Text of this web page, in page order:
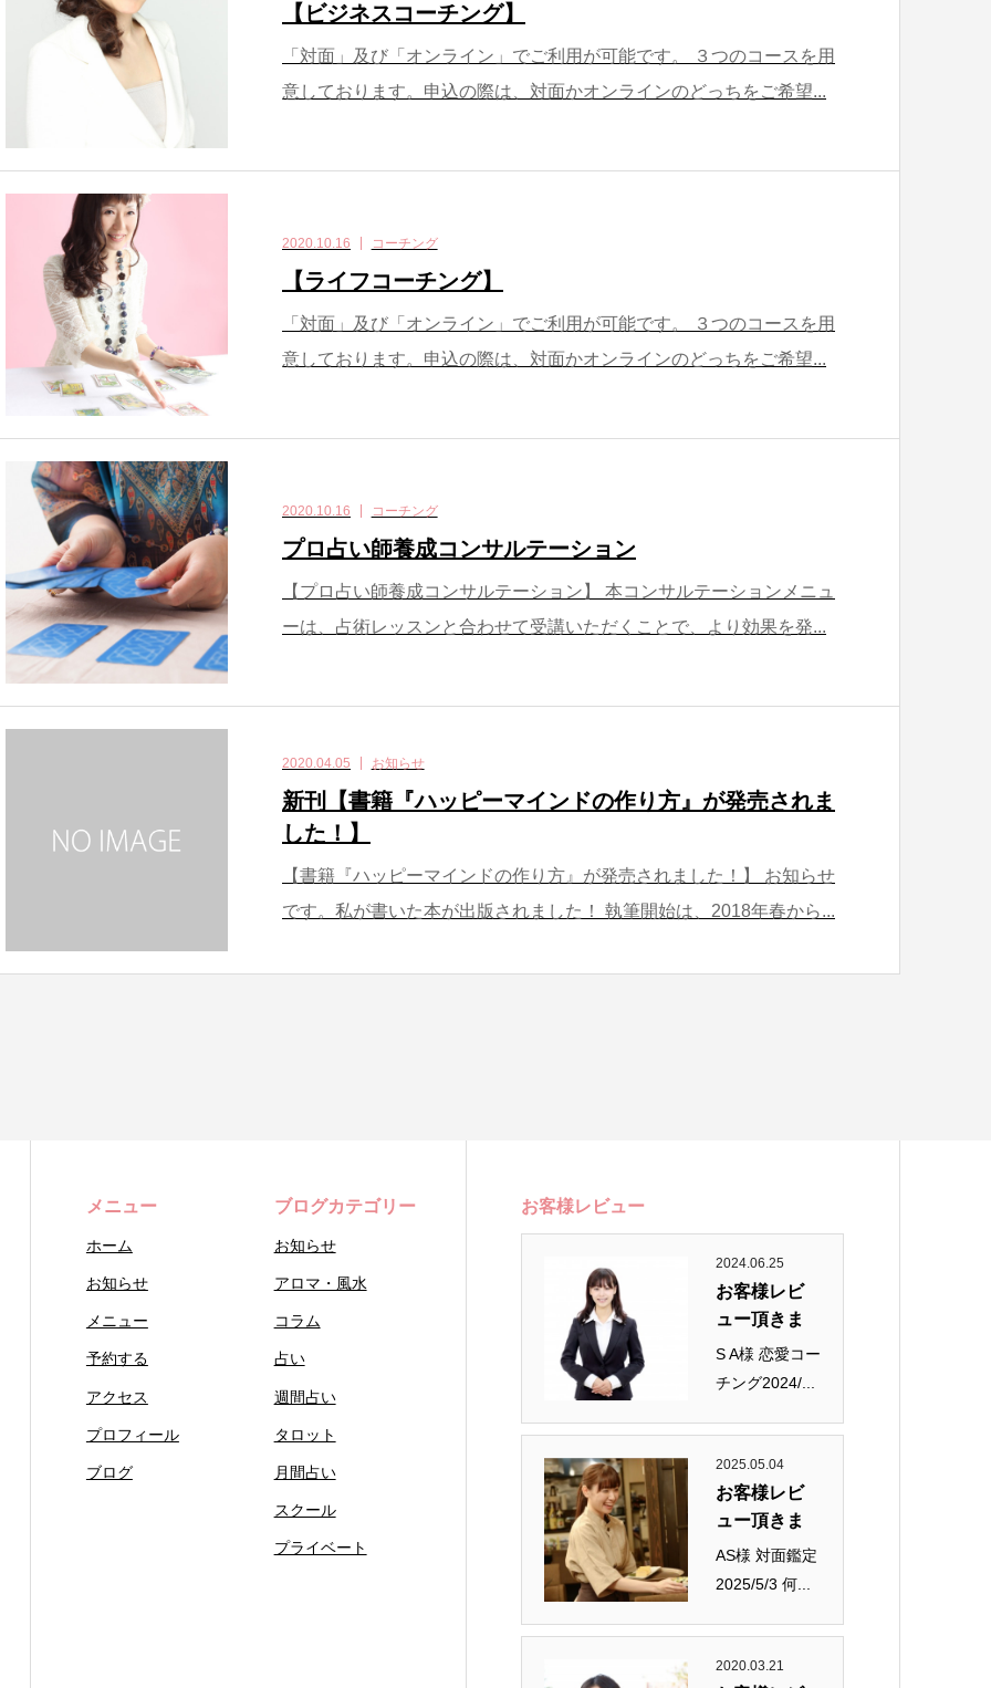
【ビジネスコーチング】
「対面」及び「オンライン」でご利用が可能です。 ３つのコースを用
意しております。申込の際は、対面かオンラインのどっちをご希望...
2020.10.16 コーチング
【ライフコーチング】
「対面」及び「オンライン」でご利用が可能です。 ３つのコースを用
意しております。申込の際は、対面かオンラインのどっちをご希望...
2020.10.16 コーチング
プロ占い師養成コンサルテーション
【プロ占い師養成コンサルテーション】 本コンサルテーションメニュ
ーは、占術レッスンと合わせて受講いただくことで、より効果を発...
2020.04.05 お知らせ
新刊【書籍『ハッピーマインドの作り方』が発売されま
した！】
【書籍『ハッピーマインドの作り方』が発売されました！】 お知らせ
です。私が書いた本が出版されました！ 執筆開始は、2018年春から...
メニュー
ホーム
お知らせ
メニュー
予約する
アクセス
プロフィール
ブログ
ブログカテゴリー
お知らせ
アロマ・風水
コラム
占い
週間占い
タロット
月間占い
スクール
プライベート
お客様レビュー
2024.06.25
お客様レビ
ュー頂きま
し...
S A様 恋愛コー
チング2024/...
2025.05.04
お客様レビ
ュー頂きま
し...
AS様 対面鑑定
2025/5/3 何...
2020.03.21